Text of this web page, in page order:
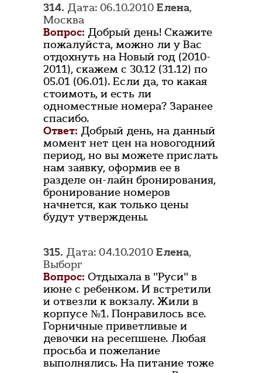
314. Дата: 06.10.2010 Елена,
Москва
Вопрос: Добрый день! Скажите
пожалуйста, можно ли у Вас
отдохнуть на Новый год (2010-
2011), скажем с 30.12 (31.12) по
05.01 (06.01). Если да, то какая
стоимоть, и есть ли
одноместные номера? Заранее
спасибо.
Ответ: Добрый день, на данный
момент нет цен на новогодний
период, но вы можете прислать
нам заявку, оформив ее в
разделе он-лайн бронирования,
бронирование номеров
начнется, как только цены
будут утверждены.
315. Дата: 04.10.2010 Елена,
Выборг
Вопрос: Отдыхала в "Руси" в
июне с ребенком. И встретили
и отвезли к вокзалу. Жили в
корпусе №1. Понравилось все.
Горничные приветливые и
девочки на ресепшене. Любая
просьба и пожелание
выполнялись. На питание тоже